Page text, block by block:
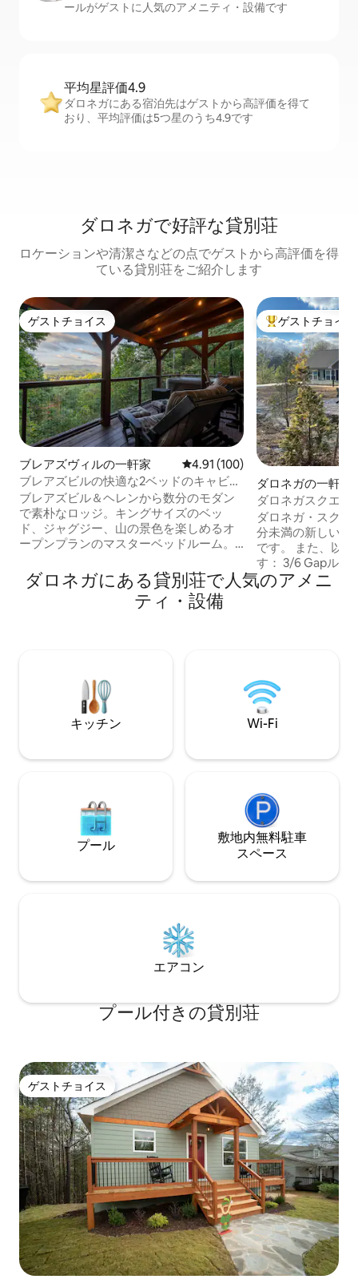
ールがゲストに人気のアメニティ・設備です
平均星評価4.9
ダロネガにある宿泊先はゲストから高評価を得て
おり、平均評価は5つ星のうち4.9です
ダロネガで好評な貸別荘
ロケーションや清潔さなどの点でゲストから高評価を得
ている貸別荘をご紹介します
ゲストチョイス
ゲストチョイス
ブレアズヴィルの一軒家 レビュー100件、5つ星中4.91つ
4.91 (100)
ブレアズビルの快適な2ベッドのキャビ
ン、エアコン、Wi-Fi完備
ブレアズビル＆ヘレンから数分のモダン
で素朴なロッジ。キングサイズのベッ
ド、ジャグジー、山の景色を楽しめるオ
ープンプランのマスターベッドルーム。
リネン、スマートテレビ、ガス暖炉、手
作りの木製家具。トップクラスの家電を
備えたシェフのキッチン。グリル、ダイ
ールドの近く。アトランタからわずか100
マイルの風光明媚な場所にあり、ロード
トリップに最適です！
大好評のゲスト
ゲストチョイス
ダロネガの一軒家
ダロネガスクエア
ルーム2室、犬同
ダロネガ・スクエ
分未満の新しいペ
です。 また、以下もご用意してありま
す： 3/6 Gapルー
ル ノースジョー
チアン・トレイル
適な巨大なソファ
500メガバイトのイ
ラ充電器
ダロネガにある貸別荘で人気のアメニ
ティ・設備
キッチン Wi-Fi
プール
敷地内無料駐⁠車
ス⁠ペ⁠ー⁠ス
エアコン
プール付きの貸別荘
ゲストチョイス
ゲストチョイス